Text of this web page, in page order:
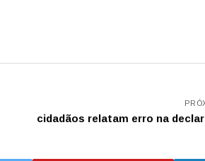
cidadãos relatam erro na